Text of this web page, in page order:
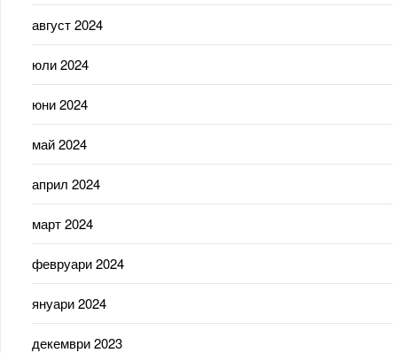
август 2024
юли 2024
юни 2024
май 2024
април 2024
март 2024
февруари 2024
януари 2024
декември 2023